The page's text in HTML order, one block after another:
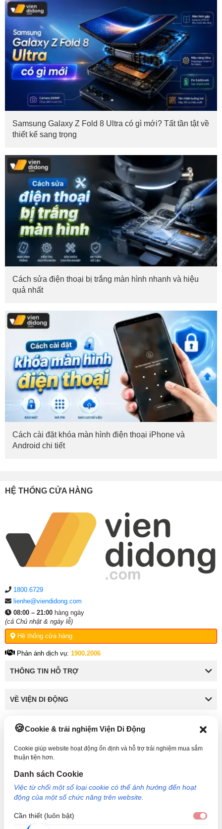
Cookie & trải nghiệm Viện Di Động
Cookie giúp website hoạt động ổn định và hỗ trợ trải nghiệm mua sắm
thuận tiện hơn.
Danh sách Cookie
Việc từ chối một số loại cookie có thể ảnh hưởng đến hoạt
động của một số chức năng trên website.
Cần thiết (luôn bật)
Samsung Galaxy Z Fold 8 Ultra có gì mới? Tất tần tật về
thiết kế sang trọng
Cách sửa điện thoại bị trắng màn hình nhanh và hiệu
quả nhất
Cách cài đặt khóa màn hình điện thoại iPhone và
Android chi tiết
HỆ THỐNG CỬA HÀNG
1800.6729
lienhe@viendidong.com
08:00 – 21:00 hàng ngày
(cả Chủ nhật & ngày lễ)
Hệ thống cửa hàng
Phản ánh dịch vụ: 1900.2006
THÔNG TIN HỖ TRỢ
VỀ VIỆN DI ĐỘNG
KẾT NỐI VỚI VIỆN DI ĐỘNG
Định, TP HCM. Mã số doanh nghiệp: 0317265132 - Ngày cấp: 25/04/2022 - Nơi cấp: Sở
kế hoạch và đầu tư TP Hồ Chí Minh. Giám đốc: Nguyễn Ngọc Ngân. Hotline: 1800.6729
(miễn phí) - Email: cskh@viendidong.com - Bản quyền thuộc về Viện Di Động.